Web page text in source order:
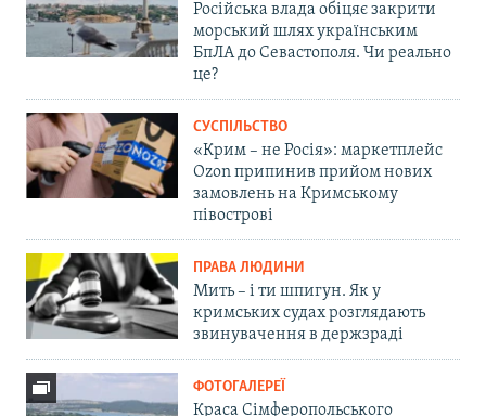
Російська влада обіцяє закрити
морський шлях українським
БпЛА до Севастополя. Чи реально
це?
СУСПІЛЬСТВО
«Крим – не Росія»: маркетплейс
Ozon припинив прийом нових
замовлень на Кримському
півострові
ПРАВА ЛЮДИНИ
Мить – і ти шпигун. Як у
кримських судах розглядають
звинувачення в держзраді
ФОТОГАЛЕРЕЇ
Краса Сімферопольського